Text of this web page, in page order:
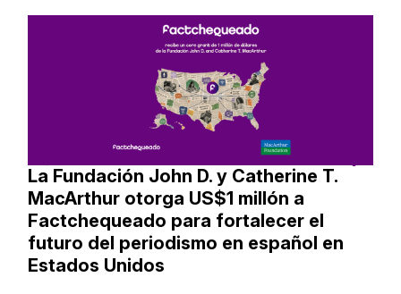
La Fundación John D. y Catherine T.
MacArthur otorga US$1 millón a
Factchequeado para fortalecer el
futuro del periodismo en español en
Estados Unidos